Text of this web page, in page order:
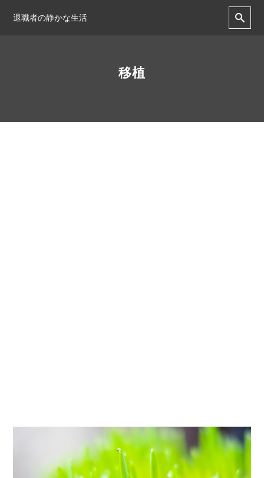
退職者の静かな生活
移植